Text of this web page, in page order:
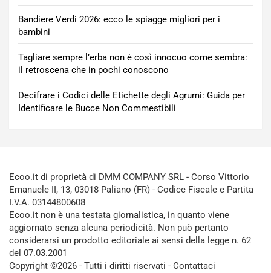
Bandiere Verdi 2026: ecco le spiagge migliori per i
bambini
Tagliare sempre l’erba non è così innocuo come sembra:
il retroscena che in pochi conoscono
Decifrare i Codici delle Etichette degli Agrumi: Guida per
Identificare le Bucce Non Commestibili
Ecoo.it di proprietà di DMM COMPANY SRL - Corso Vittorio
Emanuele II, 13, 03018 Paliano (FR) - Codice Fiscale e Partita
I.V.A. 03144800608
Ecoo.it non è una testata giornalistica, in quanto viene
aggiornato senza alcuna periodicità. Non può pertanto
considerarsi un prodotto editoriale ai sensi della legge n. 62
del 07.03.2001
Copyright ©2026 - Tutti i diritti riservati - Contattaci